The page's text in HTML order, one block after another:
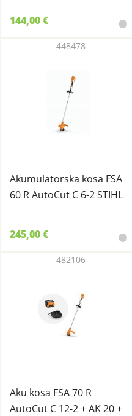
144,00 €
Akumulatorska kosa FSA
60 R AutoCut C 6-2 STIHL
448478
245,00 €
Aku kosa FSA 70 R
AutoCut C 12-2 + AK 20 +
482106